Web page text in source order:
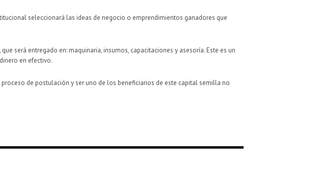
seleccionará las ideas de negocio o emprendimientos ganadores que
será entregado en: maquinaria, insumos, capacitaciones y asesoría. Este es un
en efectivo.
de postulación y ser uno de los beneficiarios de este capital semilla no